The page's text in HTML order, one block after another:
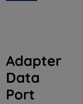
Adapter
Data
Port